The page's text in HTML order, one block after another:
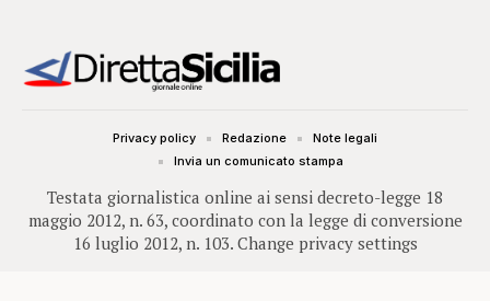
Testata giornalistica online ai sensi decreto-legge 18
maggio 2012, n. 63, coordinato con la legge di conversione
16 luglio 2012, n. 103. Change privacy settings
Privacy policy Redazione
Note legali
Invia un comunicato stampa